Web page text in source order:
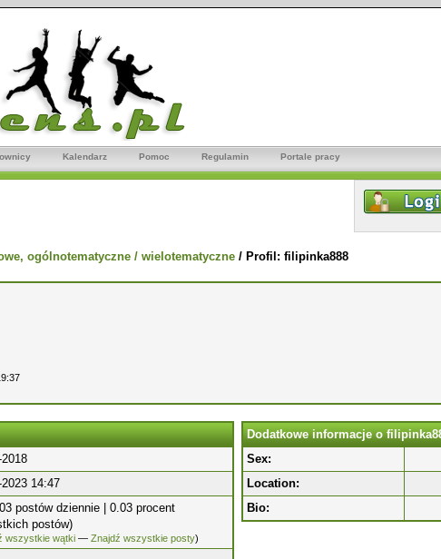
Kalendarz Pomoc Regulamin Portale pracy
ogólnotematyczne / wielotematyczne / Profil: filipinka888
14:47
postów dziennie | 0.03 procent
postów)
wszystkie wątki — Znajdź wszystkie posty)
Dodatkowe informacje o
Sex:
Location:
Bio: